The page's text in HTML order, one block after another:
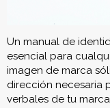
Un manual de
esencial para
imagen de marca
dirección necesaria
verbales de tu